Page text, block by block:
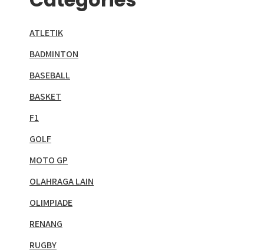
ATLETIK
BADMINTON
BASEBALL
BASKET
F1
GOLF
MOTO GP
OLAHRAGA LAIN
OLIMPIADE
RENANG
RUGBY